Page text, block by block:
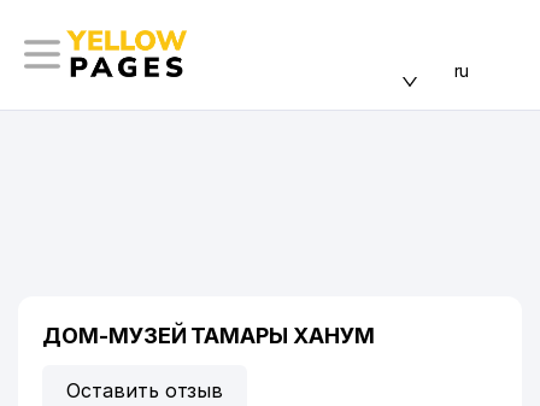
ru
ДОМ-МУЗЕЙ ТАМАРЫ ХАНУМ
Оставить отзыв